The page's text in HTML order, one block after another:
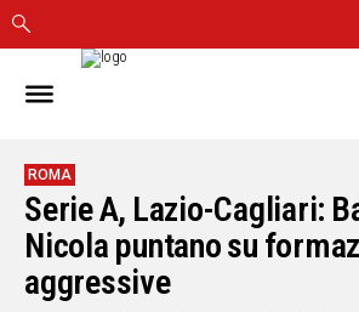
IN
CAGLIARI
SASSARI
NUORO
ORISTANO
SULCIS
ROMA
Serie A, Lazio-Cagliari:
Nicola puntano su
aggressive